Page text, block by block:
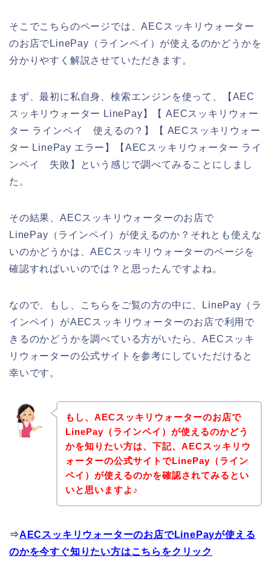
そこでこちらのページでは、AECスッキリウォーター
のお店でLinePay（ラインペイ）が使えるのかどうかを
分かりやすく解説させていただきます。
まず、最初に私自身、検索エンジンを使って、【AEC
スッキリウォーター LinePay】【 AECスッキリウォー
ター ラインペイ 使えるの？】【 AECスッキリウォー
ター LinePay エラー】【AECスッキリウォーター ライ
ンペイ 失敗】という感じで調べてみることにしまし
た。
その結果、AECスッキリウォーターのお店で
LinePay（ラインペイ）が使えるのか？それとも使えな
いのかどうかは、AECスッキリウォーターのページを
確認すればいいのでは？と思ったんですよね。
なので、もし、こちらをご覧の方の中に、LinePay（ラ
インペイ）がAECスッキリウォーターのお店で利用で
きるのかどうかを調べている方がいたら、AECスッキ
リウォーターの公式サイトを参考にしていただけると
幸いです。
もし、AECスッキリウォーターのお店で
LinePay（ラインペイ）が使えるのかどう
かを知りたい方は、下記、AECスッキリウ
ォーターの公式サイトでLinePay（ライン
ペイ）が使えるのかを確認されてみるとい
いと思いますよ♪
⇒AECスッキリウォーターのお店でLinePayが使える
のかを今すぐ知りたい方はこちらをクリック